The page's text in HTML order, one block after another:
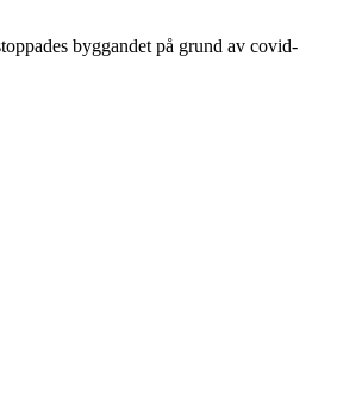
byggandet på grund av covid-